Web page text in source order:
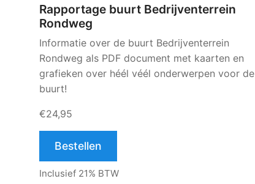
Rapportage buurt Bedrijventerrein
Rondweg
Informatie over de buurt Bedrijventerrein
Rondweg als PDF document met kaarten en
grafieken over héél véél onderwerpen voor de
buurt!
€24,95
Bestellen
Inclusief 21% BTW